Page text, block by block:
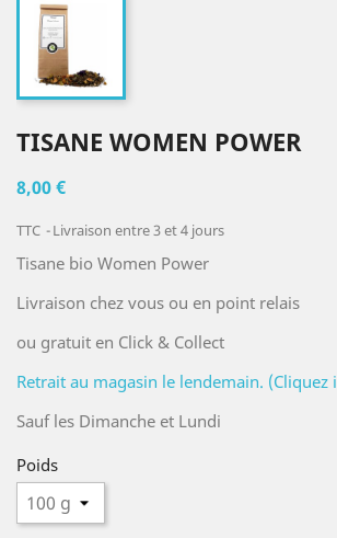
TISANE WOMEN POWER
8,00 €
TTC Livraison entre 3 et 4 jours
Tisane bio Women Power
Livraison chez vous ou en point relais
ou gratuit en Click & Collect
Retrait au magasin le lendemain. (Cliquez
Sauf les Dimanche et Lundi
Poids